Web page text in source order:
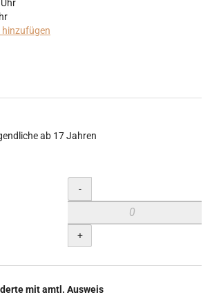
Uhr
hinzufügen
ab 17 Jahren
Menge
-
+
mit amtl. Ausweis